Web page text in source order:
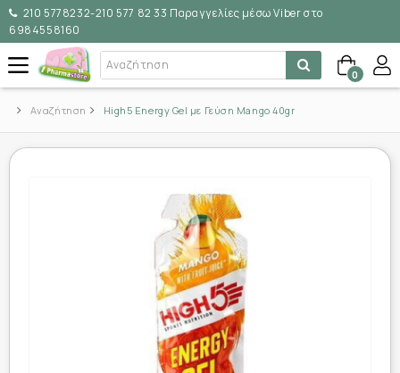
210 5778232-210 577 82 33 Παραγγελίες μέσω Viber στο
6984558160
0
Αναζήτηση High5 Energy Gel με Γεύση Mango 40gr